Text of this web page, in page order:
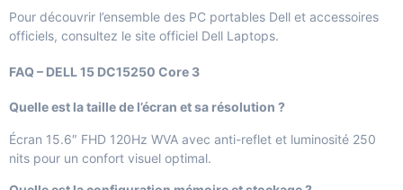
Pour découvrir l’ensemble des PC portables Dell et accessoires
officiels, consultez le site officiel Dell Laptops.
FAQ – DELL 15 DC15250 Core 3
Quelle est la taille de l’écran et sa résolution ?
Écran 15.6″ FHD 120Hz WVA avec anti-reflet et luminosité 250
nits pour un confort visuel optimal.